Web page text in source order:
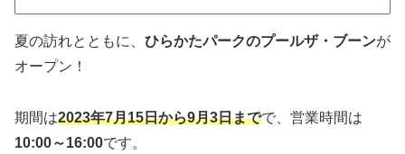
夏の訪れとともに、 ひらかたパークのプールザ・ブーンが
オープン！
期間は2023年7月15日から9月3日までで、営業時間は
10:00～16:00です。